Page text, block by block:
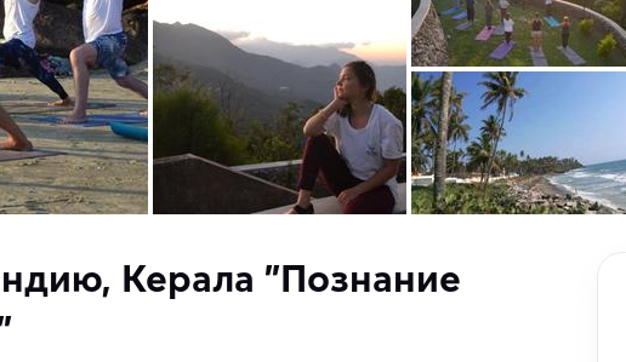
Керала "Познание